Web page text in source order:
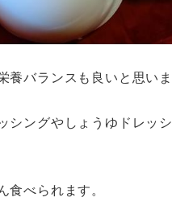
バランスも良いと思いま
シングやしょうゆドレッ
食べられます。